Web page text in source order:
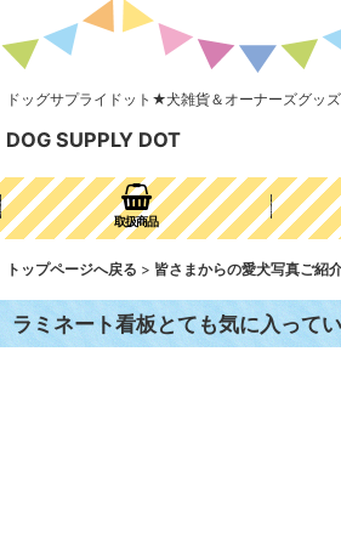
ドッグサプライドット★犬雑貨＆オーナーズグッズ
DOG SUPPLY DOT
取扱商品
トップページへ戻る > 皆さまからの愛犬写真ご紹
ラミネート看板とても気に入って